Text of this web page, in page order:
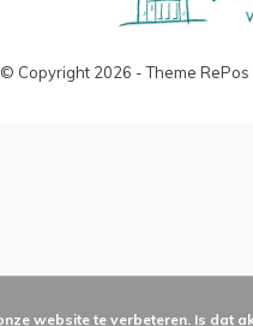
© Copyright 2026 - Theme
website te verbeteren. Is dat